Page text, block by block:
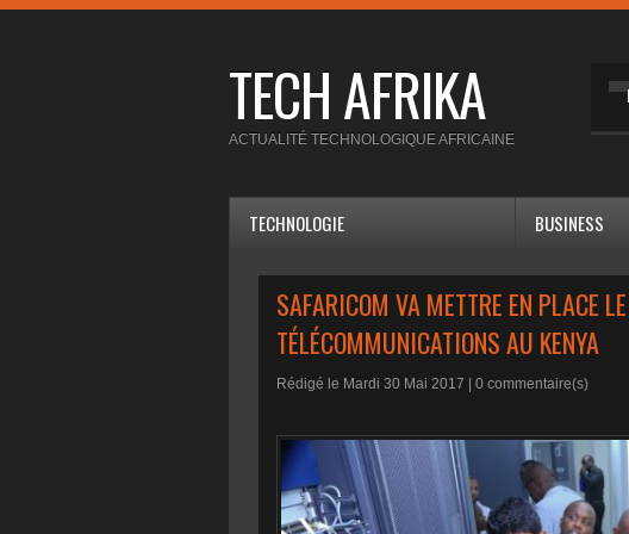
TECH AFRIKA
ACTUALITÉ TECHNOLOGIQUE AFRICAINE
TECHNOLOGIE BUSINESS
SAFARICOM VA METTRE EN PLACE
TÉLÉCOMMUNICATIONS AU KENYA
Rédigé le Mardi 30 Mai 2017 | 0 commentaire(s)